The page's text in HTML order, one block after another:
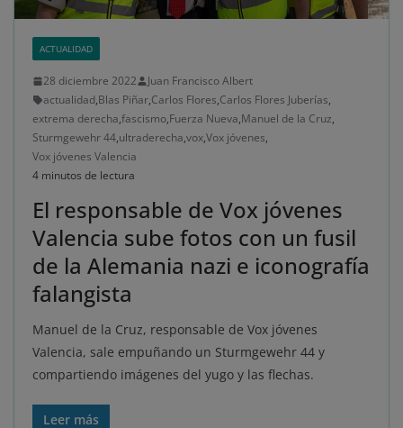
ACTUALIDAD
28 diciembre 2022
Juan Francisco Albert
actualidad,Blas Piñar,Carlos Flores,Carlos Flores Juberías,
extrema derecha,fascismo,Fuerza Nueva,Manuel de la Cruz,
Sturmgewehr 44,ultraderecha,vox,Vox jóvenes,
Vox jóvenes Valencia
4 minutos de lectura
El responsable de Vox jóvenes
Valencia sube fotos con un fusil
de la Alemania nazi e iconografía
falangista
Manuel de la Cruz, responsable de Vox jóvenes
Valencia, sale empuñando un Sturmgewehr 44 y
compartiendo imágenes del yugo y las flechas.
Leer más